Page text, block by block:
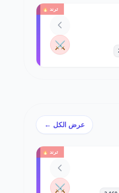
ترند 🔥
⚔️
عرض الكل ←
ترند 🔥
⚔️